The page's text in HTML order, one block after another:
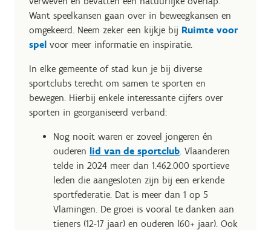
Want speelkansen gaan over in beweegkansen en
omgekeerd. Neem zeker een kijkje bij Ruimte voor
spel voor meer informatie en inspiratie.
In elke gemeente of stad kun je bij diverse
sportclubs terecht om samen te sporten en
bewegen. Hierbij enkele interessante cijfers over
sporten in georganiseerd verband:
Nog nooit waren er zoveel jongeren én
ouderen lid van de sportclub. Vlaanderen
telde in 2024 meer dan 1.462.000 sportieve
leden die aangesloten zijn bij een erkende
sportfederatie. Dat is meer dan 1 op 5
Vlamingen. De groei is vooral te danken aan
tieners (12-17 jaar) en ouderen (60+ jaar). Ook